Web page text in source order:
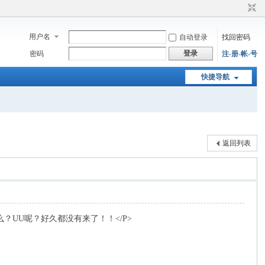
用户名 自动登录
找回密码
密码
登录 注-册-帐-号
快捷导航
返回列表
UU呢？好久都没有来了！！</P>